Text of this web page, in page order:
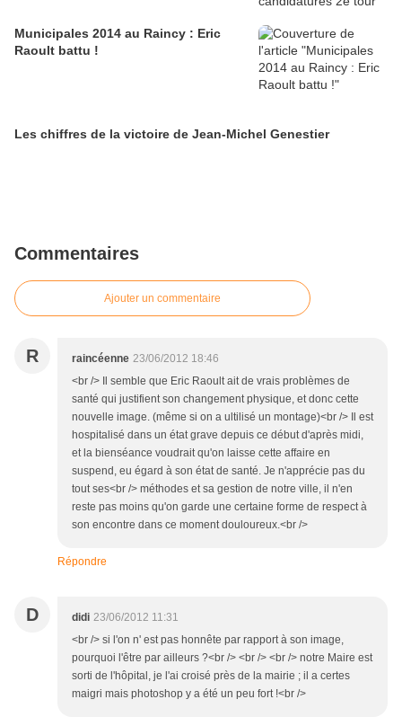
Municipales 2014 au Raincy : Eric
Raoult battu !
Les chiffres de la victoire de Jean-Michel Genestier
Commentaires
Ajouter un commentaire
R raincéenne 23/06/2012 18:46
<br /> Il semble que Eric Raoult ait de vrais problèmes de
santé qui justifient son changement physique, et donc cette
nouvelle image. (même si on a ultilisé un montage)<br /> Il est
hospitalisé dans un état grave depuis ce début d'après midi,
et la bienséance voudrait qu'on laisse cette affaire en
suspend, eu égard à son état de santé. Je n'apprécie pas du
tout ses<br /> méthodes et sa gestion de notre ville, il n'en
reste pas moins qu'on garde une certaine forme de respect à
son encontre dans ce moment douloureux.<br />
Répondre
D didi 23/06/2012 11:31
<br /> si l'on n' est pas honnête par rapport à son image,
pourquoi l'être par ailleurs ?<br /> <br /> <br /> notre Maire est
sorti de l'hôpital, je l'ai croisé près de la mairie ; il a certes
maigri mais photoshop y a été un peu fort !<br />